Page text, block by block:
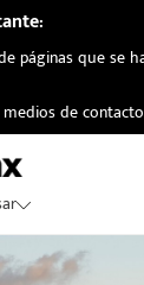
páginas que se
de